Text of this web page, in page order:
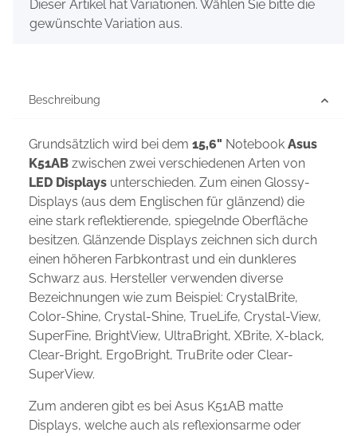
x
Dieser Artikel hat Variationen. Wählen Sie bitte die
gewünschte Variation aus.
Beschreibung
Grundsätzlich wird bei dem 15,6" Notebook Asus
K51AB zwischen zwei verschiedenen Arten von
LED Displays unterschieden. Zum einen Glossy-
Displays (aus dem Englischen für glänzend) die
eine stark reflektierende, spiegelnde Oberfläche
besitzen. Glänzende Displays zeichnen sich durch
einen höheren Farbkontrast und ein dunkleres
Schwarz aus. Hersteller verwenden diverse
Bezeichnungen wie zum Beispiel: CrystalBrite,
Color-Shine, Crystal-Shine, TrueLife, Crystal-View,
SuperFine, BrightView, UltraBright, XBrite, X-black,
Clear-Bright, ErgoBright, TruBrite oder Clear-
SuperView.
Zum anderen gibt es bei Asus K51AB matte
Displays, welche auch als reflexionsarme oder